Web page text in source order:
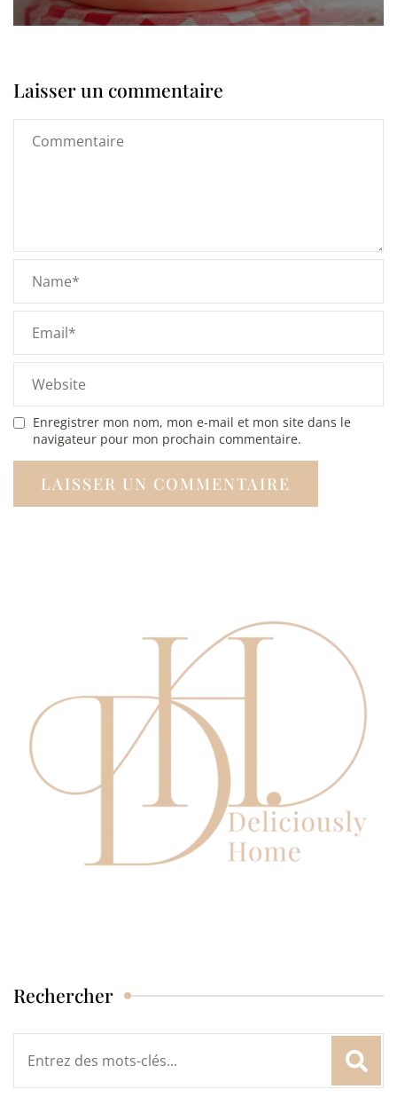
Laisser un commentaire
Enregistrer mon nom, mon e-mail et mon site dans le
navigateur pour mon prochain commentaire.
Rechercher